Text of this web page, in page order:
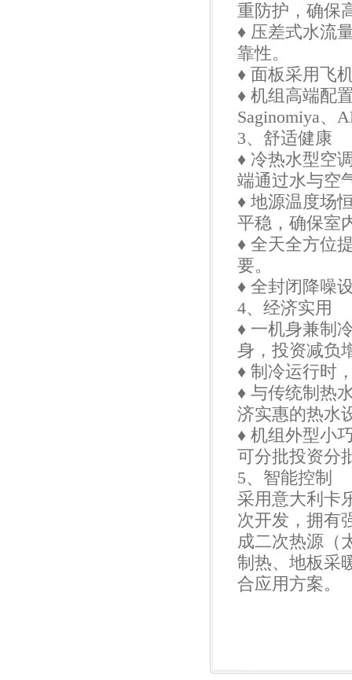
重防护，确保
♦ 压差式水流
靠性。
♦ 面板采用飞
♦ 机组高端配
Saginomiya、
3、舒适健康
♦ 冷热水型空
端通过水与空
♦ 地源温度场
平稳，确保室
♦ 全天全方位
要。
♦ 全封闭降噪
4、经济实用
♦ 一机身兼制
身，投资减负
♦ 制冷运行时
♦ 与传统制热
济实惠的热水
♦ 机组外型小
可分批投资分
5、智能控制
采用意大利卡
次开发，拥有
成二次热源（
制热、地板采
合应用方案。